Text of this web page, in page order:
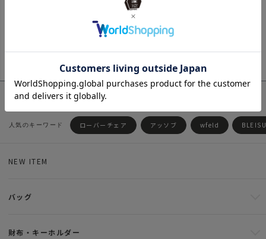
2件中
ローバーチェア アッソブ wfeld
NEW ITEM
バッグ
財布・キーホルダー